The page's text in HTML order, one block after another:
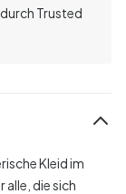
Trusted
Kleid im
alle, die sich